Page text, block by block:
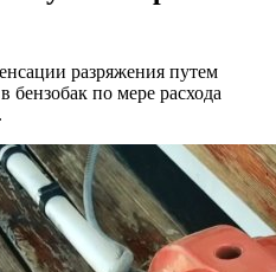
разряжения путем
бензобак по мере расхода